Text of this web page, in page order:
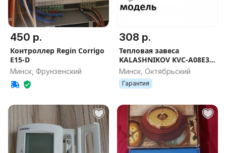
450 р.
Контроллер Regin Corrigo
E15-D
Минск, Фрунзенский
308 р.
Тепловая завеса
KALASHNIKOV KVC-A08E3-
11, скидка 7% от цены
Онлайнера
Минск, Октябрьский
Гарантия